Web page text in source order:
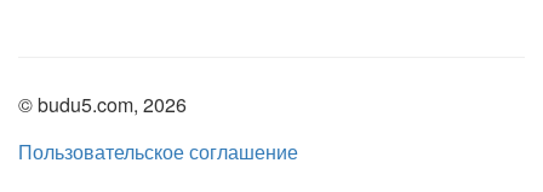
© budu5.com, 2026
Пользовательское соглашение